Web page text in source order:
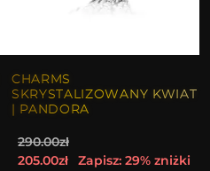
CHARMS
SKRYSTALIZOWANY KWIAT
| PANDORA
290.00zł
205.00zł
Zapisz: 29% zniżki